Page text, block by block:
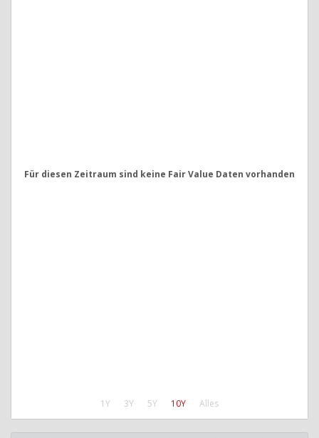
1Y 3Y 5Y 10Y Alles
Für diesen Zeitraum sind keine Fair Value Daten vorhanden